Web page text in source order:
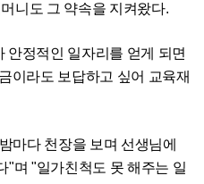
니도 그 약속을 지켜왔다.
안정적인 일자리를 얻게 되면
이라도 보답하고 싶어 교육재
마다 천장을 보며 선생님에
"며 "일가친척도 못 해주는 일